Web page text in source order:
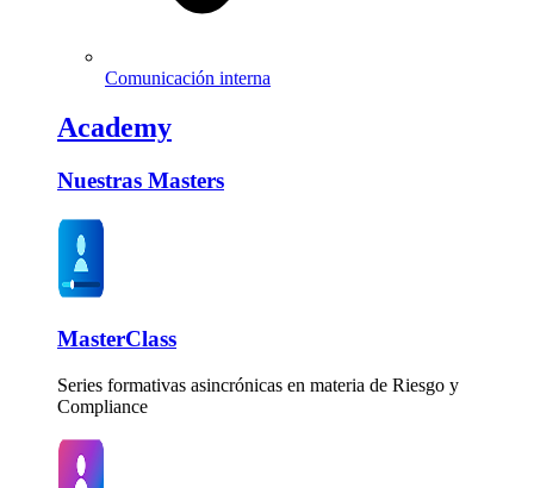
Comunicación interna
Academy
Nuestras Masters
MasterClass
Series formativas asincrónicas en materia de Riesgo y
Compliance